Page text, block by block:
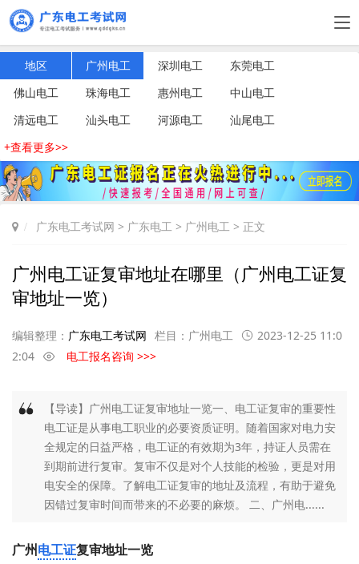
地区 广州电工 深圳电工
东莞电工
佛山电工
珠海电工 惠州电工
中山电工
清远电工
汕头电工 河源电工
汕尾电工
+查看更多>>
广东电工考试网 > 广东电工 > 广州电工 > 正文
广州电工证复审地址在哪里（广州电工证复
审地址一览）
编辑整理： 广东电工考试网 栏目： 广州电工
2023-12-25 11:0
2:04
电工报名咨询 >>>
【导读】广州电工证复审地址一览一、电工证复审的重要性
电工证是从事电工职业的必要资质证明。随着国家对电力安
全规定的日益严格，电工证的有效期为3年，持证人员需在
到期前进行复审。复审不仅是对个人技能的检验，更是对用
电安全的保障。了解电工证复审的地址及流程，有助于避免
因错过复审时间而带来的不必要的麻烦。 二、广州电......
广州电工证复审地址一览